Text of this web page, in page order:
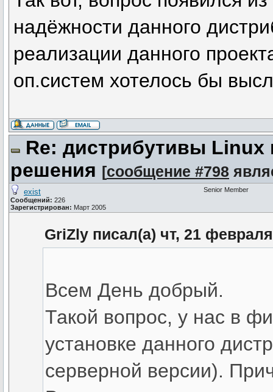
надёжности данного
реализации данного
оп.систем хотелось бы
Re: дистрибутивы Linux
решения [сообщение #798
exist
Сообщений: 226
Зарегистрирован: Март 2005
Senior Member
GriZly писал(а) чт, 21
Всем День добрый.
Такой вопрос, у нас в
установке данного
серверной версии).